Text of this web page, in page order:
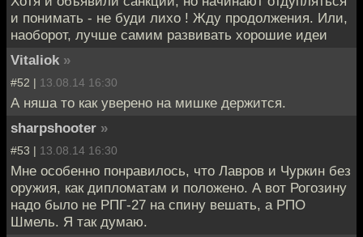
и понимать - не буди лихо ! Жду продолжения. Или,
наоборот, лучше самим развивать хорошие идеи
Vitaliok »
#52 | 13.08.14 16:30
А няша то как уверено на мишке держится.
sharpshooter »
#53 | 13.08.14 16:30
Мне особенно понравилось, что Лавров и Чуркин без
оружия, как дипломатам и положено. А вот Рогозину
надо было не РПГ-27 на спину вешать, а РПО
Шмель. Я так думаю.